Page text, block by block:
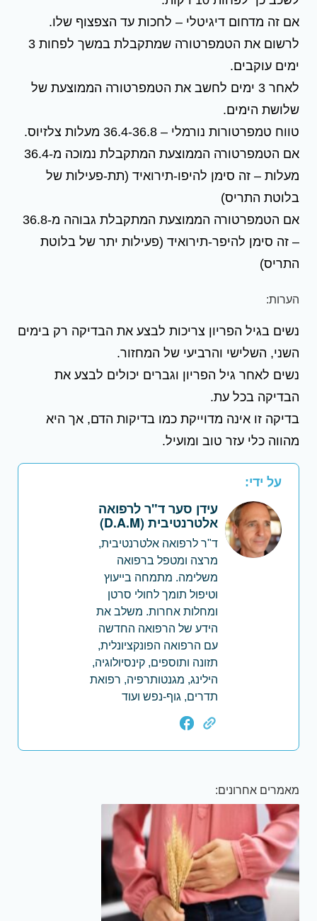
אם זה מדחום דיגיטלי – לחכות עד הצפצוף שלו.
לרשום את הטמפרטורה שמתקבלת במשך לפחות 3
ימים עוקבים.
לאחר 3 ימים לחשב את הטמפרטורה הממוצעת של
שלושת הימים.
טווח טמפרטורות נורמלי – 36.4-36.8 מעלות צלזיוס.
אם הטמפרטורה הממוצעת המתקבלת נמוכה מ-36.4
מעלות – זה סימן להיפו-תירואיד (תת-פעילות של
בלוטת התריס)
אם הטמפרטורה הממוצעת המתקבלת גבוהה מ-36.8
– זה סימן להיפר-תירואיד (פעילות יתר של בלוטת
התריס)
הערות:
נשים בגיל הפריון צריכות לבצע את הבדיקה רק בימים
השני, השלישי והרביעי של המחזור.
נשים לאחר גיל הפריון וגברים יכולים לבצע את
הבדיקה בכל עת.
בדיקה זו אינה מדוייקת כמו בדיקות הדם, אך היא
מהווה כלי עזר טוב ומועיל.
על ידי:
עידן סער ד"ר לרפואה
אלטרנטיבית (D.A.M)
ד"ר לרפואה אלטרנטיבית,
מרצה ומטפל ברפואה
משלימה. מתמחה בייעוץ
וטיפול תומך לחולי סרטן
ומחלות אחרות. משלב את
הידע של הרפואה החדשה
עם הרפואה הפונקציונלית,
תזונה ותוספים, קינסיולוגיה,
הילינג, מגנטותרפיה, רפואת
תדרים, גוף-נפש ועוד
מאמרים אחרונים: